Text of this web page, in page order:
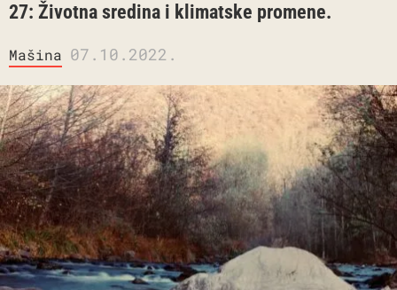
27: Životna sredina i klimatske promene.
Mašina 07.10.2022.